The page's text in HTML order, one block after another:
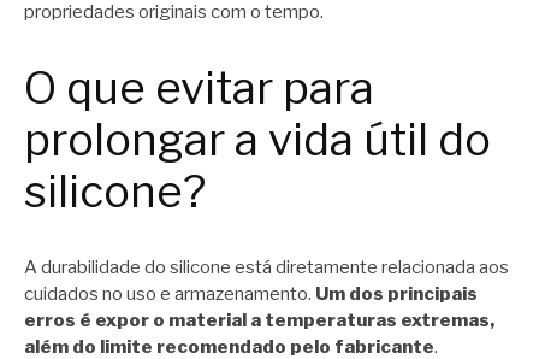
propriedades originais com o tempo.
O que evitar para
prolongar a vida útil do
silicone?
A durabilidade do silicone está diretamente relacionada aos
cuidados no uso e armazenamento. Um dos principais
erros é expor o material a temperaturas extremas,
além do limite recomendado pelo fabricante.